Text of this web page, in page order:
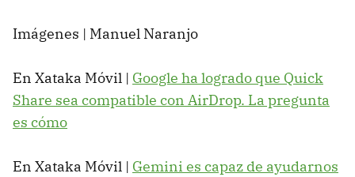
Imágenes | Manuel Naranjo
En Xataka Móvil | Google ha logrado que Quick
Share sea compatible con AirDrop. La pregunta
es cómo
En Xataka Móvil | Gemini es capaz de ayudarnos